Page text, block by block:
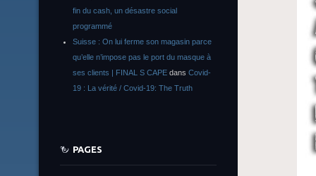
fin du cash, un désastre social
programmé
Suisse : On lui ferme son magasin parce
qu’elle n’impose pas le port du masque à
ses clients | FINAL S CAPE dans Covid-
19 : La vérité / Covid-19: The Truth
PAGES